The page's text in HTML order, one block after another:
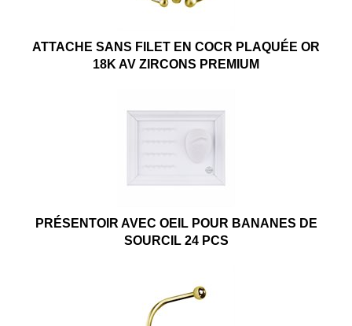
ATTACHE SANS FILET EN COCR PLAQUÉE OR
18K AV ZIRCONS PREMIUM
PRÉSENTOIR AVEC OEIL POUR BANANES DE
SOURCIL 24 PCS